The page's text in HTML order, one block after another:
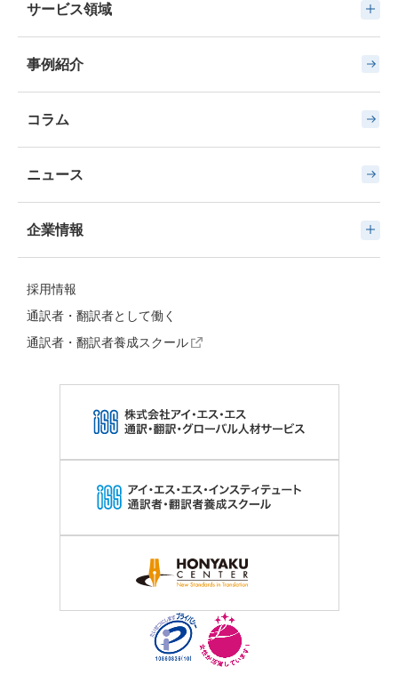
サービス領域
事例紹介
コラム
ニュース
企業情報
採用情報
通訳者・翻訳者として働く
通訳者・翻訳者養成スクール